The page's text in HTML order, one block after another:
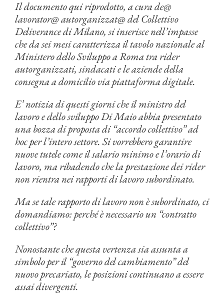
Il documento qui riprodotto, a cura de@
lavorator@ autorganizzat@ del Collettivo
Deliverance di Milano, si inserisce nell’impasse
che da sei mesi caratterizza il tavolo nazionale al
Ministero dello Sviluppo a Roma tra rider
autorganizzati, sindacati e le aziende della
consegna a domicilio via piattaforma digitale.
E’ notizia di questi giorni che il ministro del
lavoro e dello sviluppo Di Maio abbia presentato
una bozza di proposta di “accordo collettivo” ad
hoc per l’intero settore. Si vorrebbero garantire
nuove tutele come il salario minimo e l’orario di
lavoro, ma ribadendo che la prestazione dei rider
non rientra nei rapporti di lavoro subordinato.
Ma se tale rapporto di lavoro non è subordinato, ci
domandiamo: perché è necessario un “contratto
collettivo”?
Nonostante che questa vertenza sia assunta a
simbolo per il “governo del cambiamento” del
nuovo precariato, le posizioni continuano a essere
assai divergenti.